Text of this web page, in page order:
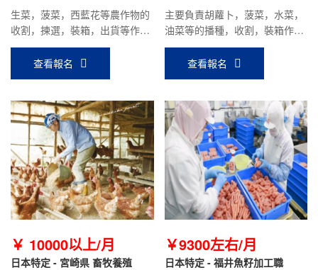
生菜，菠菜，西藍花等農作物的
收割，揀選，裝箱，出貨等作
業；時給900日元，到手工資20
萬日元左右。
查看報名
主要負責胡蘿卜，菠菜，水菜，
油菜等的播種，收割，裝箱作業
等工作，時給1000日元，平均到
手工資：18萬日元左右。
查看報名
￥ 10000以上/月
日本特定 - 宮崎県 畜牧養殖
￥9300左右/月
日本特定 - 福井魚籽加工職